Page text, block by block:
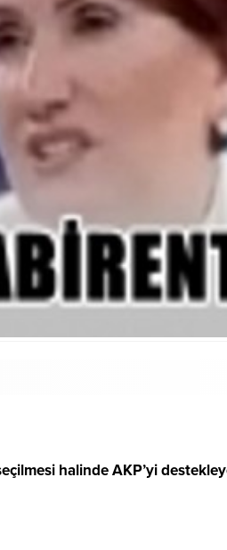
halinde AKP’yi